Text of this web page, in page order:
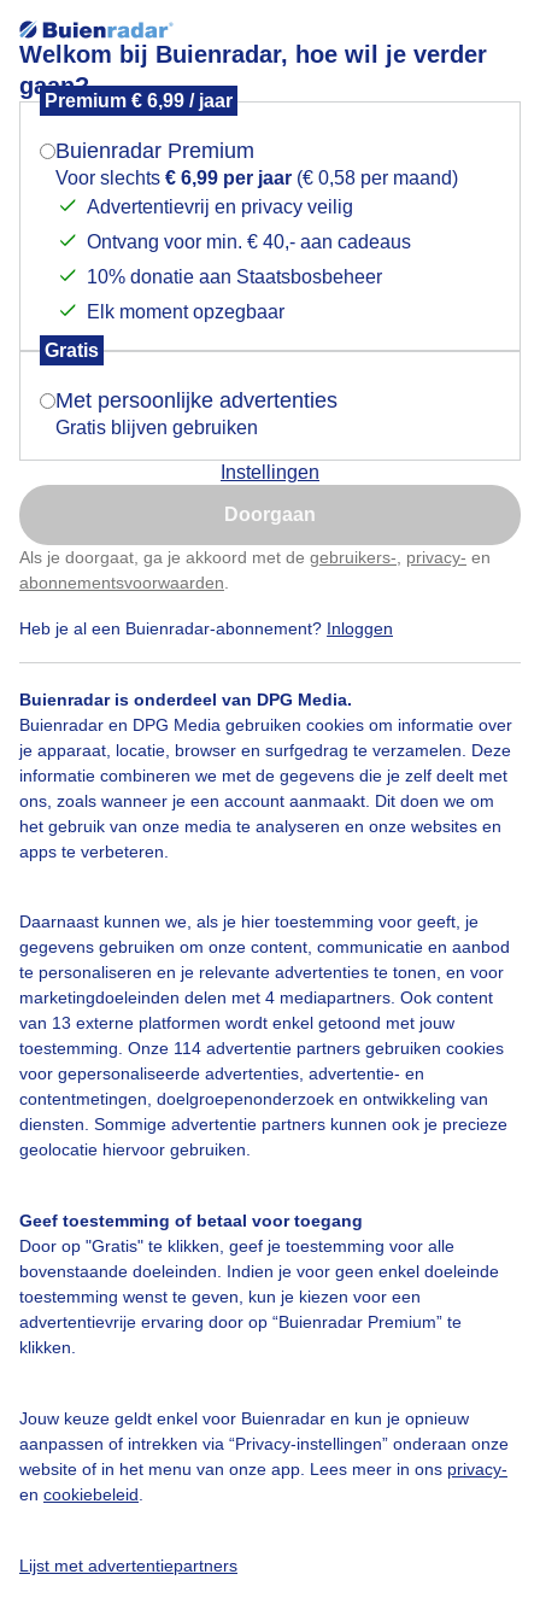
Welkom bij Buienradar, hoe wil je verder
gaan?
Premium € 6,99 / jaar
Buienradar Premium
Voor slechts € 6,99 per jaar (€ 0,58 per maand)
Advertentievrij en privacy veilig
Ontvang voor min. € 40,- aan cadeaus
10% donatie aan Staatsbosbeheer
Elk moment opzegbaar
Gratis
Met persoonlijke advertenties
Gratis blijven gebruiken
Instellingen
Doorgaan
Als je doorgaat, ga je akkoord met de gebruikers- privacy- en
abonnementsvoorwaarden
Heb je al een Buienradar-abonnement? Inloggen
Buienradar is onderdeel van DPG Media.
Buienradar en DPG Media gebruiken cookies om informatie over
je apparaat, locatie, browser en surfgedrag te verzamelen. Deze
informatie combineren we met de gegevens die je zelf deelt met
ons, zoals wanneer je een account aanmaakt. Dit doen we om
het gebruik van onze media te analyseren en onze websites en
apps te verbeteren.
Daarnaast kunnen we, als je hier toestemming voor geeft, je
gegevens gebruiken om onze content, communicatie en aanbod
te personaliseren en je relevante advertenties te tonen, en voor
marketingdoeleinden delen met 4 mediapartners. Ook content
van 13 externe platformen wordt enkel getoond met jouw
toestemming. Onze 114 advertentie partners gebruiken cookies
voor gepersonaliseerde advertenties, advertentie- en
contentmetingen, doelgroepenonderzoek en ontwikkeling van
diensten. Sommige advertentie partners kunnen ook je precieze
geolocatie hiervoor gebruiken.
Geef toestemming of betaal voor toegang
Door op "Gratis" te klikken, geef je toestemming voor alle
bovenstaande doeleinden. Indien je voor geen enkel doeleinde
toestemming wenst te geven, kun je kiezen voor een
advertentievrije ervaring door op “Buienradar Premium” te
klikken.
Jouw keuze geldt enkel voor Buienradar en kun je opnieuw
aanpassen of intrekken via “Privacy-instellingen” onderaan onze
website of in het menu van onze app. Lees meer in ons privacy-
en cookiebeleid
Lijst met advertentiepartners
Prachtige dagpauwoog die geniet van de zon
dagpauwoog zien, die heerlijk van de zon geniet.
Door: Arco Visser
Bekijk slideshow
Een moment geduld aub...
Over Buienradar
Contact
Toegankelijkheid
Gebruikersvoorwaarden
Buienradar Team
Privacy beleid
Cookie beleid
Gratis weerdata
Mogen we je locatie gebruiken voor het
Indien je hier nog geen akkoord op hebt gegeven,
verschijnt er zo een pop-up uit je browser waarin
Is goed, toon de popup
Nu niet, misschien later
Klik hierom dit aan te passen